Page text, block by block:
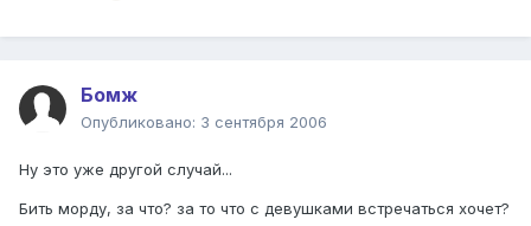
Бомж
Опубликовано: 3 сентября 2006
Ну это уже другой случай...
Бить морду, за что? за то что с девушками встречаться хочет?